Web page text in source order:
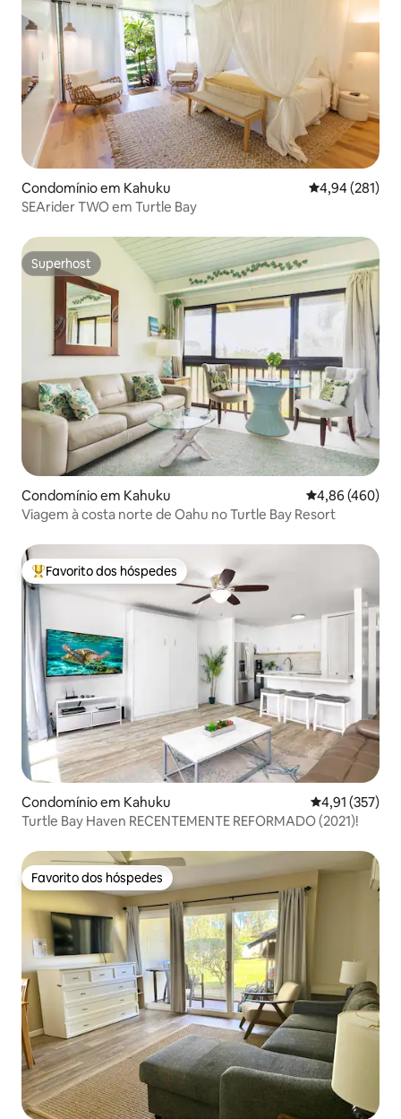
Condomínio em Kahuku Classificação
4,94 (281)
SEArider TWO em Turtle Bay
Superhost
Superhost
Condomínio em Kahuku Classificação
4,86 (460)
Viagem à costa norte de Oahu no Turtle Bay Resort
Favoritos dos hóspedes mais apreciados
Favorito dos hóspedes
Condomínio em Kahuku Classificação
4,91 (357)
Turtle Bay Haven RECENTEMENTE REFORMADO (2021)!
Favorito dos hóspedes
Favorito dos hóspedes